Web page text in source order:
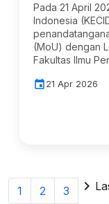
Pada 21 April
Indonesia
(MoU) dengan
Fakultas Ilmu
event 21 Apr 2026
1 2 3 chevron_right